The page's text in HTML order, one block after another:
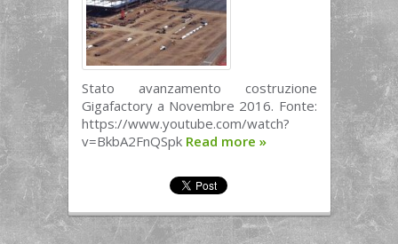
Stato avanzamento costruzione
Gigafactory a Novembre 2016. Fonte:
https://www.youtube.com/watch?
v=BkbA2FnQSpk Read more »